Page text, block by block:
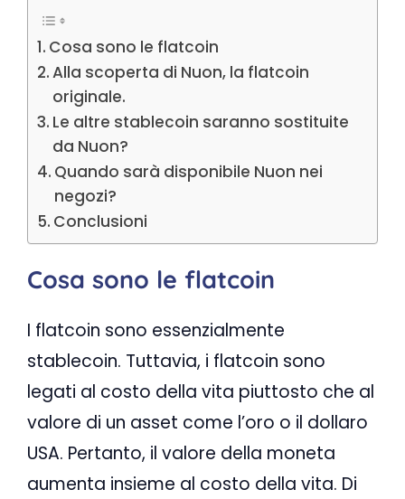
Cosa sono le flatcoin
Alla scoperta di Nuon, la flatcoin
originale.
Le altre stablecoin saranno sostituite
da Nuon?
Quando sarà disponibile Nuon nei
negozi?
Conclusioni
Cosa sono le flatcoin
I flatcoin sono essenzialmente
stablecoin. Tuttavia, i flatcoin sono
legati al costo della vita piuttosto che al
valore di un asset come l’oro o il dollaro
USA. Pertanto, il valore della moneta
aumenta insieme al costo della vita. Di